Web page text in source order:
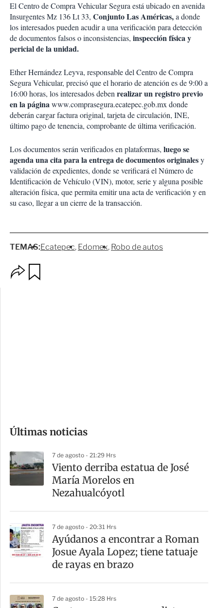
El Centro de Compra Vehicular Segura está ubicado en avenida
Insurgentes Mz 136 Lt 33, Conjunto Las Américas,a donde
los interesados pueden acudir a una verificación para detección
de documentos falsos o inconsistencias, inspección física y
pericial de la unidad.
Ether Hernández Leyva, responsable del Centro de Compra
Segura Vehicular, precisó que el horario de atención es de 9:00 a
16:00 horas, los interesados debenrealizar un registro previo
en la páginawww.comprasegura.ecatepec.gob.mx donde
deberán cargar factura original, tarjeta de circulación, INE,
último pago de tenencia, comprobante de última verificación.
Los documentos serán verificados en plataformas, luego se
agenda una cita para la entrega de documentos originalesy
validación de expedientes, donde se verificará el Número de
Identificación de Vehículo (VIN), motor, serie y alguna posible
alteración física, que permita emitir una acta de verificación y en
su caso, llegar a un cierre de la transacción.
TEMAS:Ecatepec Edomex Robo de autos
m
r
t
Últimas noticias
7 de agosto - 21:29 Hrs
Viento derriba estatua de José
María Morelos en
Nezahualcóyotl
7 de agosto - 20:31 Hrs
Ayúdanos a encontrar a Roman
Josue Ayala Lopez; tiene tatuaje
de rayas en brazo
7 de agosto - 15:28 Hrs